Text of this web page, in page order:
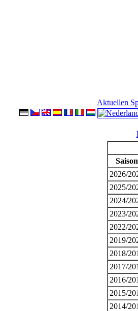
Aktuellen
Saison
2026/
2025/
2024/
2023/
2022/
2019/
2018/
2017/
2016/
2015/
2014/